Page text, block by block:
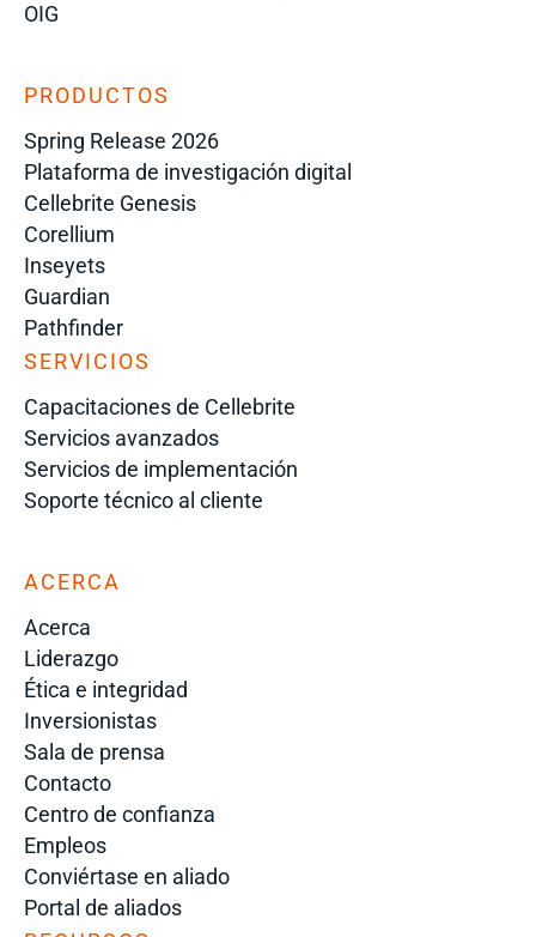
OIG
PRODUCTOS
Spring Release 2026
Plataforma de investigación digital
Cellebrite Genesis
Corellium
Inseyets
Guardian
Pathfinder
SERVICIOS
Capacitaciones de Cellebrite
Servicios avanzados
Servicios de implementación
Soporte técnico al cliente
ACERCA
Acerca
Liderazgo
Ética e integridad
Inversionistas
Sala de prensa
Contacto
Centro de confianza
Empleos
Conviértase en aliado
Portal de aliados